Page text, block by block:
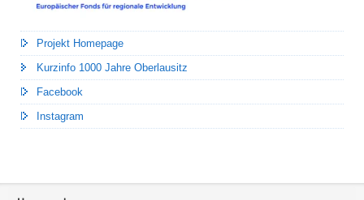
Projekt Homepage
Kurzinfo 1000 Jahre Oberlausitz
Facebook
Instagram
Footer-